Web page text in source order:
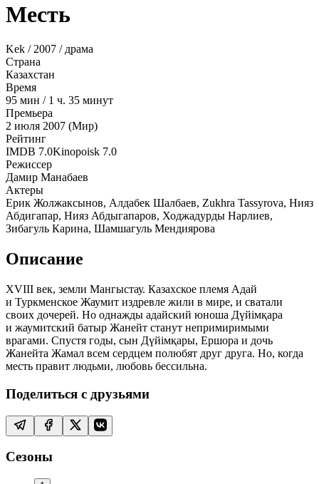
Месть
Kek / 2007 / драма
Страна
Казахстан
Время
95 мин / 1 ч. 35 минут
Премьера
2 июля 2007 (Мир)
Рейтинг
IMDB 7.0Kinopoisk 7.0
Режиссер
Дамир Манабаев
Актеры
Ерик Жолжаксынов, Алдабек Шалбаев, Zukhra Tassyrova, Нияз
Абдигапар, Нияз Абдыгапаров, Ходжадурды Нарлиев,
Зибагуль Карина, Шамшагуль Мендиярова
Описание
XVIII век, земли Мангыстау. Казахское племя Адай
и Туркменское Жаумит издревле жили в мире, и сватали
своих дочерей. Но однажды адайский юноша Дүйімқара
и жаумитский батыр Жанейт станут непримиримыми
врагами. Спустя годы, сын Дүйімқары, Ершора и дочь
Жанейта Жамал всем сердцем полюбят друг друга. Но, когда
месть правит людьми, любовь бессильна.
Поделиться с друзьями
Сезоны